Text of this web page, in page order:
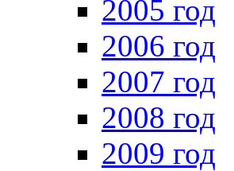
2005 год
2006 год
2007 год
2008 год
2009 год